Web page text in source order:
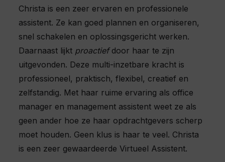
Christa is een zeer ervaren en professionele
assistent. Ze kan goed plannen en organiseren,
snel schakelen en oplossingsgericht werken.
Daarnaast lijkt proactiefdoor haar te zijn
uitgevonden. Deze multi-inzetbare kracht is
professioneel, praktisch, flexibel, creatief en
zelfstandig. Met haar ruime ervaring als office
manager en management assistent weet ze als
geen ander hoe ze haar opdrachtgevers scherp
moet houden. Geen klus is haar te veel. Christa
is een zeer gewaardeerde Virtueel Assistent.